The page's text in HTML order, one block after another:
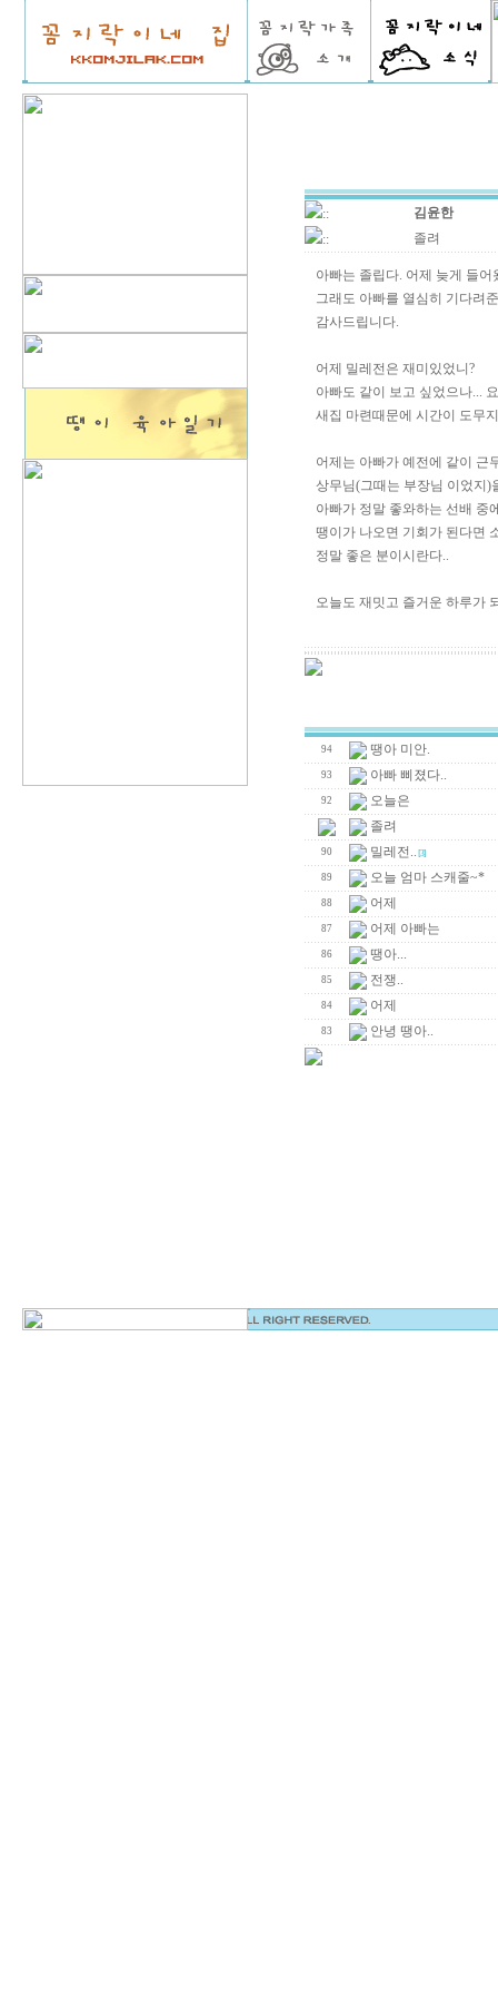
::
김윤한
::
졸려
아빠는 졸립다. 어제 늦게 들어
그래도 아빠를 열심히 기다려
감사드립니다.
어제 밀레전은 재미있었니?
아빠도 같이 보고 싶었으나...
새집 마련때문에 시간이 도무
어제는 아빠가 예전에 같이 근
상무님(그때는 부장님 이었지)
아빠가 정말 좋와하는 선배 중
땡이가 나오면 기회가 된다면
정말 좋은 분이시란다..
오늘도 재밋고 즐거운 하루가
94 땡아 미안.
93 아빠 삐졌다..
92
오늘은
졸려
90 밀레전.. [3]
89 오늘 엄마 스캐줄~*
88 어제
87 어제 아빠는
86 땡아...
85 전쟁..
84 어제
83 안녕 땡아..